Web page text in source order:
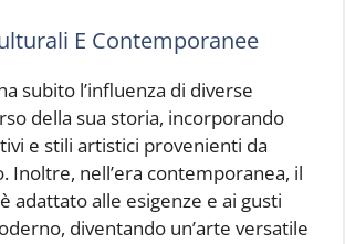
E Contemporanee
subito l’influenza di diverse
della sua storia, incorporando
e stili artistici provenienti da
Inoltre, nell’era contemporanea, il
adattato alle esigenze e ai gusti
diventando un’arte versatile